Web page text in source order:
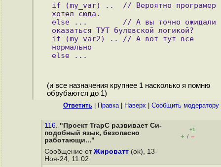
if (my_var) ..  // Вероятно програмер
хотел сюда.
else ...        // А вы точно ожидали
оказаться ТУТ булевской логикой?
if (my_var2) .. // А вот тут все
нормально
else ...
(и все назначения крупнее 1 насколько я помню
обрубаются до 1)
Ответить Правка| Наверх Cообщить модератору
116. "Проект TrapC развивает Си-
подобный язык, безопасно
работающи..."
+1
+ / –
Сообщение от Жироватт (ok), 13-
Ноя-24, 11:02